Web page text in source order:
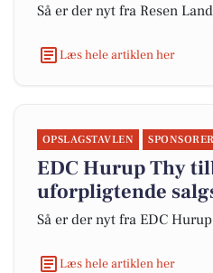
Så er der nyt fra Resen
Læs hele artiklen her
OPSLAGSTAVLEN
EDC Hurup Thy
uforpligtende
Så er der nyt fra EDC
Læs hele artiklen her